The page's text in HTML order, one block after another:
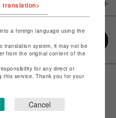
translation>
a foreign language using the
translation system, it may not be
from the original content of the
for any direct or
this service. Thank you for your
Cancel